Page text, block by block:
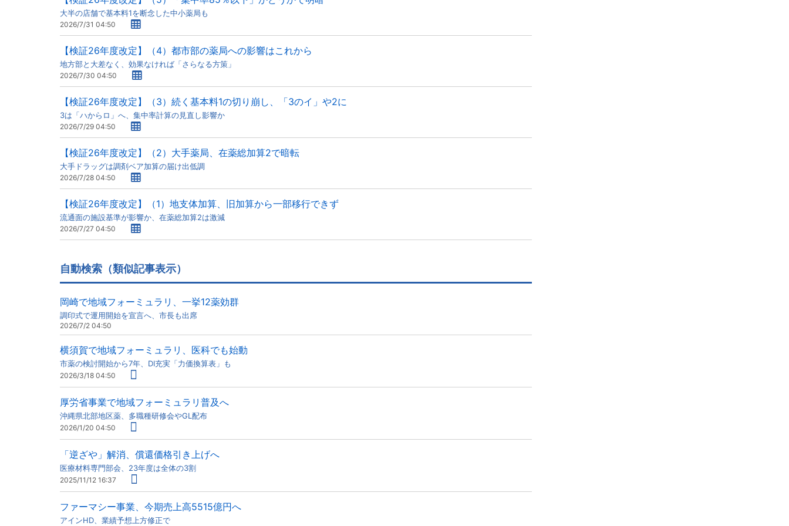
大半の店舗で基本料1を断念した中小薬局も
2026/7/31 04:50
【検証26年度改定】（4）都市部の薬局への影響はこれから
地方部と大差なく、効果なければ「さらなる方策」
2026/7/30 04:50
【検証26年度改定】（3）続く基本料1の切り崩し、「3のイ」や2に
3は「ハからロ」へ、集中率計算の見直し影響か
2026/7/29 04:50
【検証26年度改定】（2）大手薬局、在薬総加算2で暗転
大手ドラッグは調剤ベア加算の届け出低調
2026/7/28 04:50
【検証26年度改定】（1）地支体加算、旧加算から一部移行できず
流通面の施設基準が影響か、在薬総加算2は激減
2026/7/27 04:50
自動検索（類似記事表示）
岡崎で地域フォーミュラリ、一挙12薬効群
調印式で運用開始を宣言へ、市長も出席
2026/7/2 04:50
横須賀で地域フォーミュラリ、医科でも始動
市薬の検討開始から7年、DI充実「力価換算表」も
2026/3/18 04:50
厚労省事業で地域フォーミュラリ普及へ
沖縄県北部地区薬、多職種研修会やGL配布
2026/1/20 04:50
「逆ざや」解消、償還価格引き上げへ
医療材料専門部会、23年度は全体の3割
2025/11/12 16:37
ファーマシー事業、今期売上高5515億円へ
アインHD、業績予想上方修正で